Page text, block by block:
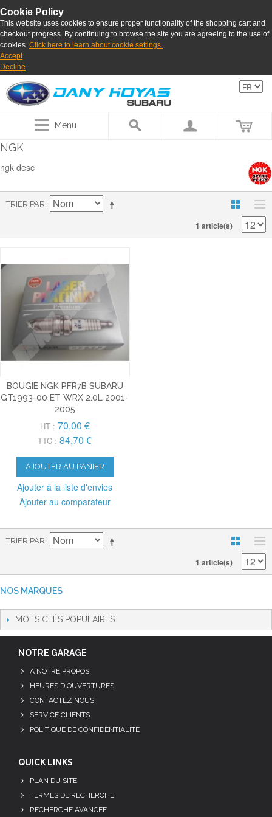
Cookie Policy
This website uses cookies to ensure proper functionality of the shopping cart and
checkout progress. By continuing to browse the site you are agreeing to the use of
cookies. Click here to learn about cookie settings.
Accept
Decline
Menu
NGK
ngk desc
TRIER PAR
1 article(s)
BOUGIE NGK PFR7B SUBARU
GT1993-00 ET WRX 2.0L 2001-
2005
HT : 70,00 €
TTC : 84,70 €
AJOUTER AU PANIER
Ajouter à la liste d'envies
Ajouter au comparateur
TRIER PAR
1 article(s)
NOS MARQUES
MOTS CLÉS POPULAIRES
NOTRE GARAGE
A NOTRE PROPOS
HEURES D'OUVERTURES
CONTACTEZ NOUS
SERVICE CLIENTS
POLITIQUE DE CONFIDENTIALITÉ
QUICK LINKS
PLAN DU SITE
TERMES DE RECHERCHE
RECHERCHE AVANCÉE